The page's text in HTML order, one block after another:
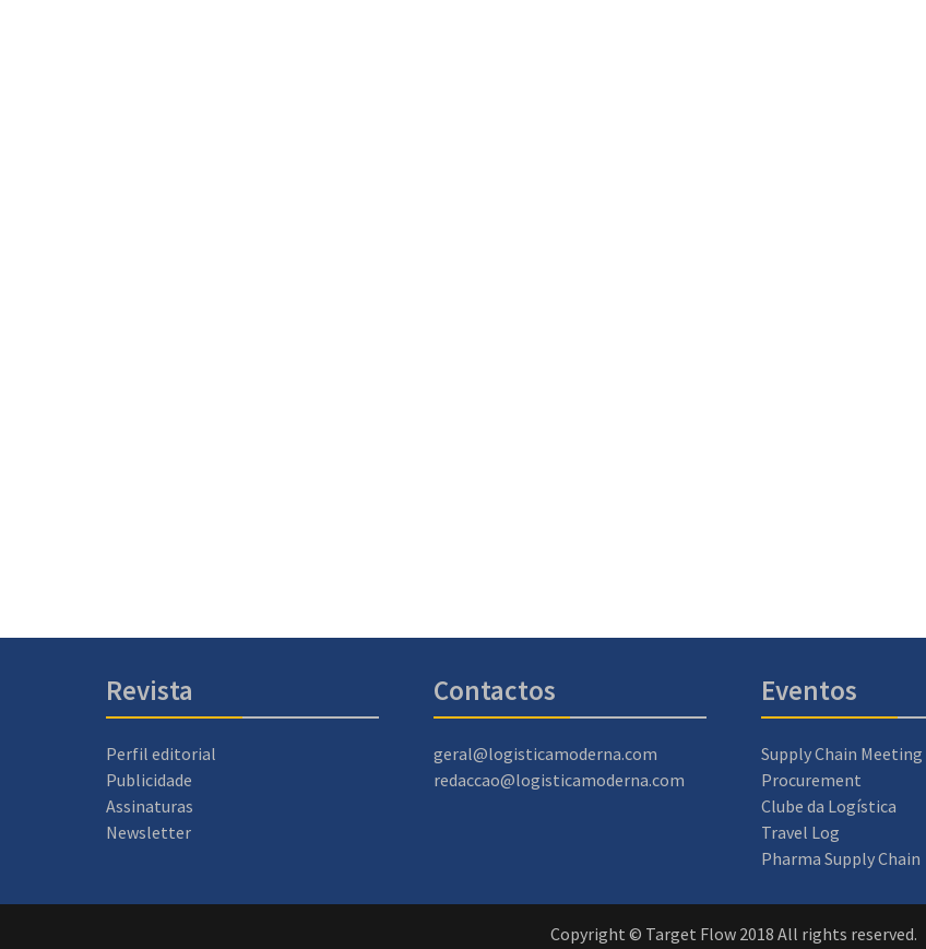
Revista
Perfil editorial
Publicidade
Assinaturas
Newsletter
Contactos
geral@logisticamoderna.com
redaccao@logisticamoderna.com
Eventos
Supply Chain Meeting
Procurement
Clube da Logística
Travel Log
Pharma Supply Chain
Copyright © Target Flow 2018 All rights reserved.